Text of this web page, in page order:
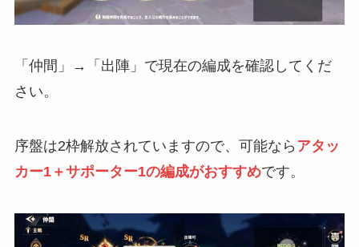
「仲間」→「出陣」で現在の編成を確認してくだ
さい。
序盤は2枠解放されていますので、可能なら アタッ
カー1＋サポーター1の編成がおすすめです。